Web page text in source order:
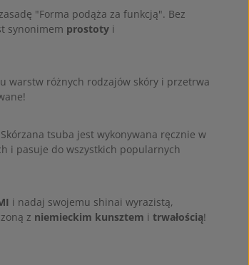
"Forma podąża za funkcją". Bez
synonimem prostotyi
warstw różnych rodzajów skóry i przetrwa
tsuba jest wykonywana ręcznie w
i pasuje do wszystkich popularnych
i nadaj swojemu shinai wyrazistą,
z niemieckim kunsztem i trwałością!